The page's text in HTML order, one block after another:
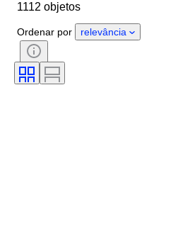
País de origem
Estado
Estilo
Cor
Era
Padrão
1112 objetos
Ordenar por relevância